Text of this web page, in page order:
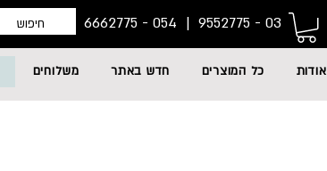
03 - 9552775 |
אודות כל המוצרים חדש באתר משלוחים